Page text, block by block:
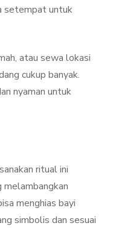
setempat untuk
atau sewa lokasi
cukup banyak.
nyaman untuk
ritual ini
melambangkan
menghias bayi
simbolis dan sesuai